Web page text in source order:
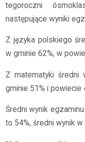
tegoroczni
następujące wyniki
Z języka polskiego
w gminie 62%, w
Z matematyki średni
gminie 51% i powiecie
Średni wynik
to 54%, średni wynik